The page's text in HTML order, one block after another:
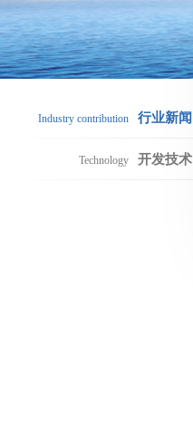
Industry contribution 行业新闻
Technology 开发技术